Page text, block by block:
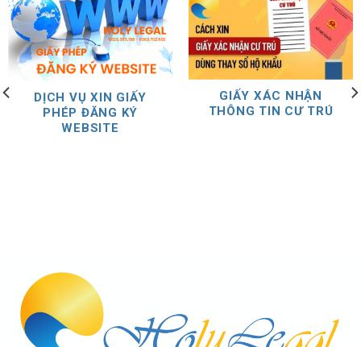
DỊCH VỤ XIN GIẤY
PHÉP ĐĂNG KÝ
WEBSITE
GIẤY XÁC NHẬN
THÔNG TIN CƯ TRÚ